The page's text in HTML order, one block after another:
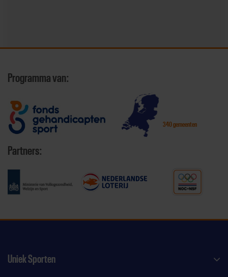
Programma van:
340 gemeenten
Partners:
Uniek Sporten